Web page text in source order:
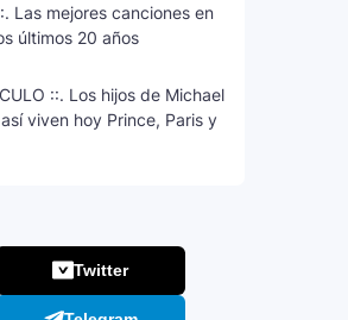
Las mejores canciones en
últimos 20 años
::. Los hijos de Michael
viven hoy Prince, Paris y
Twitter